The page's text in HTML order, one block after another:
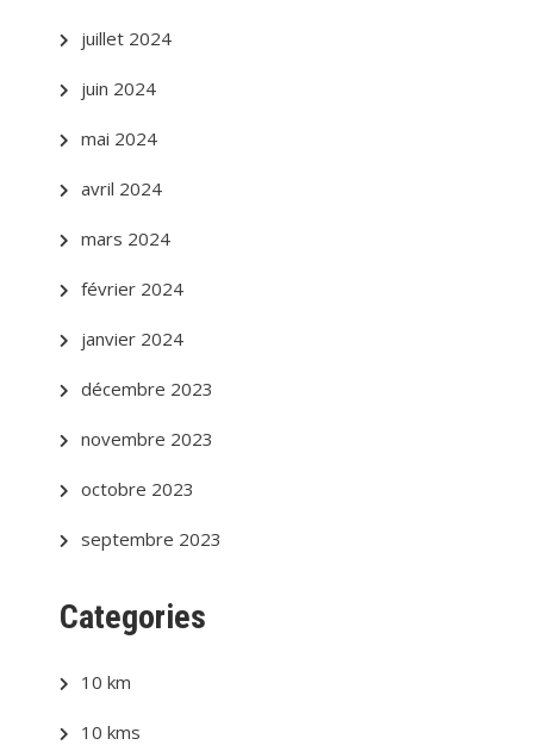
juillet 2024
juin 2024
mai 2024
avril 2024
mars 2024
février 2024
janvier 2024
décembre 2023
novembre 2023
octobre 2023
septembre 2023
Categories
10 km
10 kms